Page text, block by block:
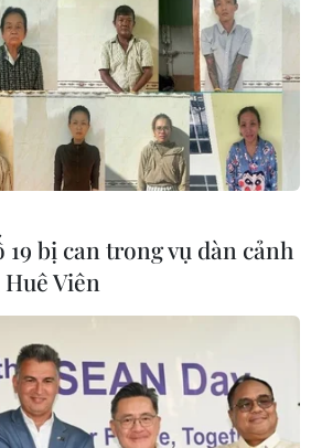
và Australia
tên lửa đạn
4.000 km
định mục tiêu
với Triều Tiên
bị can trong vụ dàn cảnh
Viên